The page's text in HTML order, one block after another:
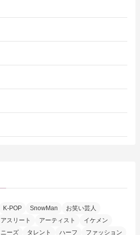
K-POP SnowMan
お笑い芸人
アスリート アーティスト
イケメン
ーズ タレント ハーフ
ファッション